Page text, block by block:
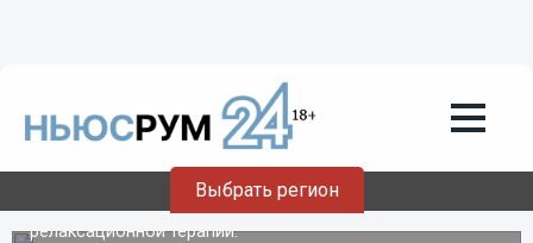
Выбрать регион
Кабинет медицинского психолога
модернизировали в поликлинике №7
Рабочее пространство специалиста оснастили
передовой электроникой для экспресс-диагностики и
релаксационной терапии.